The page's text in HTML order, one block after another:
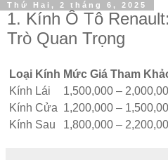
Thứ Hai, 2 tháng 6, 2025
1. Kính Ô Tô
Trò Quan Trọng
Loại Kính Mức Giá Tham
Kính Lái
1,500,000 –
Kính Cửa 1,200,000 –
Kính Sau
1,800,000 –